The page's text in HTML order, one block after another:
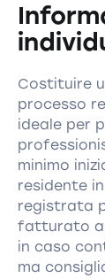
Costituire
processo
ideale per
minimo
residente
registrata
fatturato
in caso
ma